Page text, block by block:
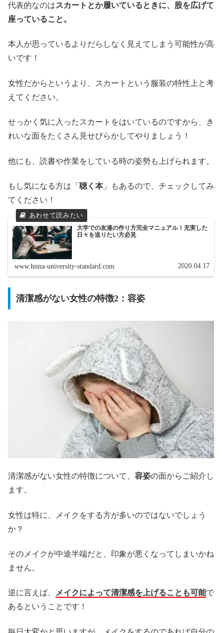
代表的なのはスカートとか履いているときに、股を広げて
座っていること。
本人が思っているよりだらしなく見えてしまう可能性が高
いです！
女性だからというより、スカートという服装の特性上と考
えてください。
せっかく気に入ったスカートをはいているのですから、き
れいな面をたくさん見せびらかしてやりましょう！
他にも、読書や作業をしている時の姿勢も上げられます。
もし気になる方は「 聴く本」もあるので、チェックしてみ
てください！
大学での友達の作り方完全マニュアル！充実した
日々を送りたい方必見
www.hima-university-standard.com 2020.04.17
清潔感がない女性の特徴2：容姿
清潔感がない女性の特徴について、 容姿の面からご紹介し
ます。
女性は特に、メイクをする方が多いのではないでしょう
か？
そのメイクが中途半端だと、印象が悪くなってしまいかね
ません。
逆に言えば、 メイクによって清潔感を上げることも可能で
あるということです！